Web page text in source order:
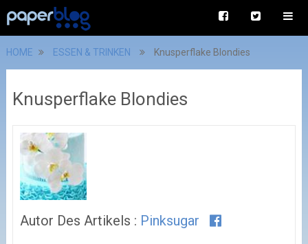
HOME ESSEN & TRINKEN Knusperflake Blondies
Knusperflake Blondies
Autor Des Artikels : Pinksugar